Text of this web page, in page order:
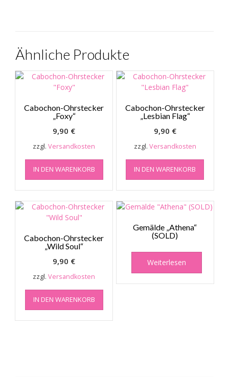
Ähnliche Produkte
Cabochon-Ohrstecker
„Foxy“
9,90 €
zzgl.Versandkosten
IN DEN WARENKORB
Cabochon-Ohrstecker
„Lesbian Flag“
9,90 €
zzgl. Versandkosten
IN DEN WARENKORB
Cabochon-Ohrstecker
„Wild Soul“
9,90 €
zzgl.Versandkosten
IN DEN WARENKORB
Gemälde „Athena“
(SOLD)
Weiterlesen